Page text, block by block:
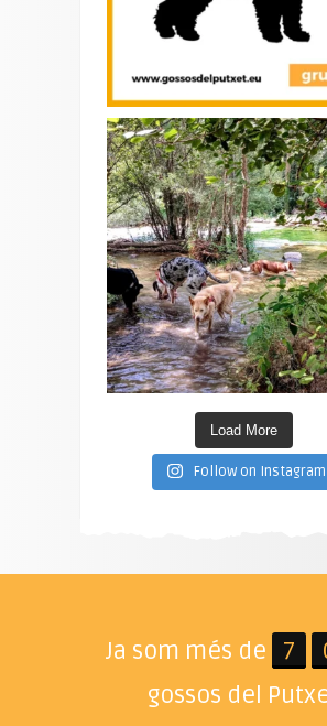
Load More
Follow on Instagram
Ja som més de 7
gossos del